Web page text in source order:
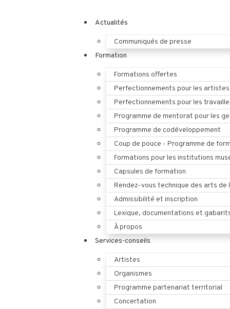
Actualités
Communiqués de presse
Formation
Formations offertes
Perfectionnements pour les artistes
Perfectionnements pour les
Programme de mentorat pour les
Programme de codéveloppement
Coup de pouce - Programme de
Formations pour les institutions
Capsules de formation
Rendez-vous technique des arts
Admissibilité et inscription
Lexique, documentations et
À propos
Services-conseils
Artistes
Organismes
Programme partenariat territorial
Concertation